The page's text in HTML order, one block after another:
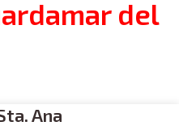
del
Ana